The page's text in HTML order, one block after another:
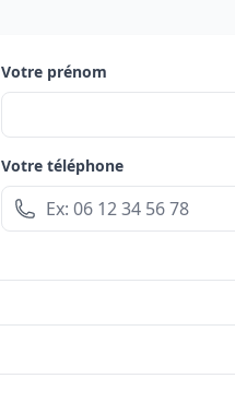
Votre prénom
Votre téléphone